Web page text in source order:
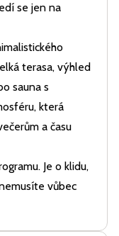
se jen na
terasa, výhled
sauna s
která
a času
Je o klidu,
vůbec